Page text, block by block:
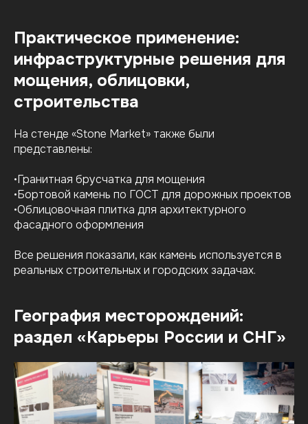
Практическое применение:
инфраструктурные решения для
мощения, облицовки,
строительства
На стенде «Stone Market» также были
представлены:
•Гранитная брусчатка для мощения
•Бортовой камень по ГОСТ для дорожных проектов
•Облицовочная плитка для архитектурного
фасадного оформления
Все решения показали, как камень используется в
реальных строительных и городских задачах.
География месторождений:
раздел «Карьеры России и СНГ»